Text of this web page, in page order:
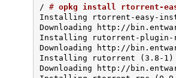
/ # opkg install rtorrent-
Installing rtorrent-easy-
Downloading http://
Installing rutorrent-
Downloading http://
Installing rutorrent (3.8-
Downloading http://